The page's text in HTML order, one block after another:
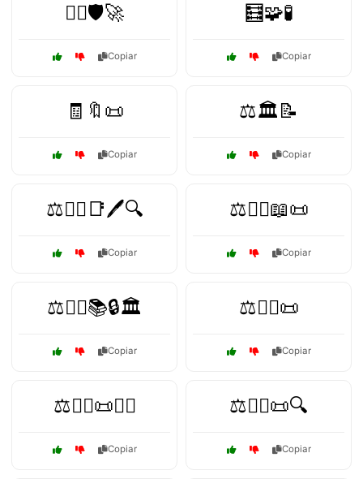
🧑‍✈️🛡️🚀
Copiar
🧮🧩🧪
Copiar
🧾🔖📜
Copiar
⚖️🏛️📝
Copiar
⚖️👨‍⚖️📑🖊️🔍
Copiar
⚖️👨‍⚖️📖📜
Copiar
⚖️👨‍⚖️📚🔒🏛️
Copiar
⚖️👨‍⚖️📜
Copiar
⚖️👨‍⚖️📜🕵️‍♂️
Copiar
⚖️👩‍⚖️📜🔍
Copiar